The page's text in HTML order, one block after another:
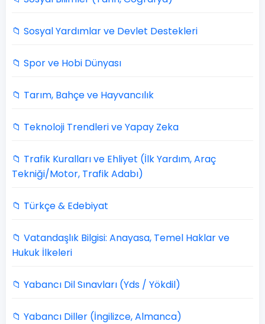
📁 Sosyal Yardımlar ve Devlet Destekleri
📁 Spor ve Hobi Dünyası
📁 Tarım, Bahçe ve Hayvancılık
📁 Teknoloji Trendleri ve Yapay Zeka
📁 Trafik Kuralları ve Ehliyet (İlk Yardım, Araç
Tekniği/Motor, Trafik Adabı)
📁 Türkçe & Edebiyat
📁 Vatandaşlık Bilgisi: Anayasa, Temel Haklar ve
Hukuk İlkeleri
📁 Yabancı Dil Sınavları (Yds / Yökdil)
📁 Yabancı Diller (İngilizce, Almanca)